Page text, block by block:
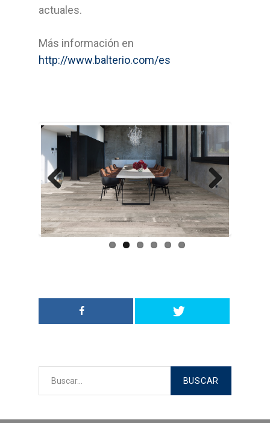
Armarios empotrados
Cabinas Sanitarias
Formica
Servicios
Aplicaciones
Suelos laminados
Soluciones en tableros
Decoración del hogar
Estructuras y cubiertas
Medio Ambiente
actuales.
Más información en
http://www.balterio.com/es
Previ
ous
Next